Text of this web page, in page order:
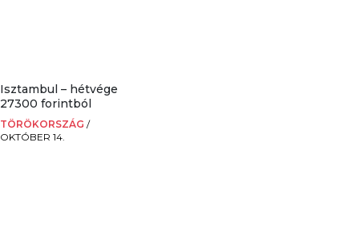
Isztambul – hétvége
27300 forintból
TÖRÖKORSZÁG /
OKTÓBER 14.